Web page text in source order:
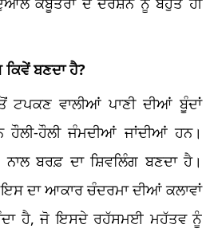
ਬਣਦਾ ਹੈ?
ਟਪਕਣ ਵਾਲੀਆਂ ਪਾਣੀ ਦੀਆਂ ਬੂੰਦਾਂ
ਹੌਲੀ ਜੰਮਦੀਆਂ ਜਾਂਦੀਆਂ ਹਨ।
ਬਰਫ਼ ਦਾ ਸ਼ਿਵਲਿੰਗ ਬਣਦਾ ਹੈ।
ਇਸ ਦਾ ਆਕਾਰ ਚੰਦਰਮਾ ਦੀਆਂ ਕਲਾਵਾਂ
ਹੈ, ਜੋ ਇਸਦੇ ਰਹੱਸਮਈ ਮਹੱਤਵ ਨੂੰ